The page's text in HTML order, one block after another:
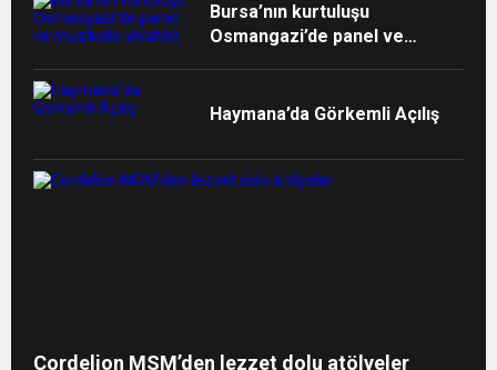
Bursa’nın kurtuluşu
Osmangazi’de panel ve
Haymana’da Görkemli Açılış
Cordelion MSM’den lezzet dolu atölyeler